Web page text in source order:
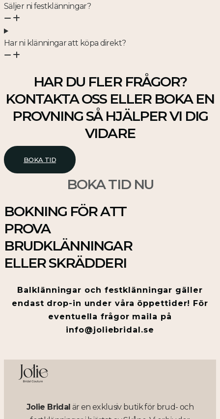
Säljer ni festklänningar?
Har ni klänningar att köpa direkt?
HAR DU FLER FRÅGOR?
KONTAKTA OSS ELLER BOKA EN
PROVNING SÅ HJÄLPER VI DIG
VIDARE
BOKA TID
BOKA TID NU
BOKNING FÖR ATT
PROVA
BRUDKLÄNNINGAR
ELLER SKRÄDDERI
Balklänningar och festklänningar gäller
endast drop-in under våra öppettider! För
eventuella frågor maila på
info@joliebridal.se
Jolie Bridal är en exklusiv butik för brud- och